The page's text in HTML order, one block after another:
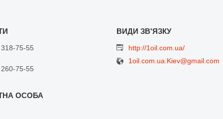
75-55
75-55
http://1oil.com.ua/
1oil.com.ua.Kiev@gmail.com